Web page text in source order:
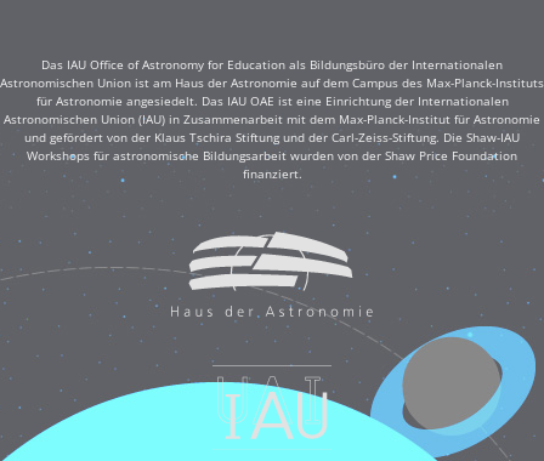
Das IAU Office of Astronomy for Education als Bildungsbüro der Internationalen
Astronomischen Union ist am Haus der Astronomie auf dem Campus des Max-Planck-Instituts
für Astronomie angesiedelt. Das IAU OAE ist eine Einrichtung der Internationalen
Astronomischen Union (IAU) in Zusammenarbeit mit dem Max-Planck-Institut für Astronomie
und gefördert von der Klaus Tschira Stiftung und der Carl-Zeiss-Stiftung. Die Shaw-IAU
Workshops für astronomische Bildungsarbeit wurden von der Shaw Price Foundation
finanziert.